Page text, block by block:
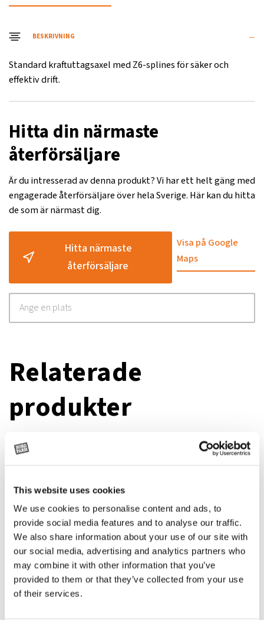
This website uses cookies
We use cookies to personalise content and ads, to
provide social media features and to analyse our traffic.
We also share information about your use of our site with
our social media, advertising and analytics partners who
may combine it with other information that you’ve
provided to them or that they’ve collected from your use
of their services.
BESKRIVNING
Standard kraftuttagsaxel med Z6-splines för säker och
effektiv drift.
Hitta din närmaste
återförsäljare
Är du intresserad av denna produkt? Vi har ett helt gäng med
engagerade återförsäljare över hela Sverige. Här kan du hitta
de som är närmast dig.
Hitta närmaste
återförsäljare
Visa på Google
Maps
Relaterade
produkter
Rotor, komplett med slagor